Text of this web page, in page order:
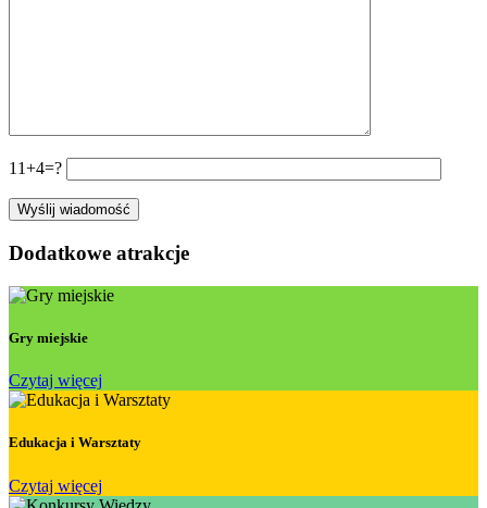
11+4=?
Dodatkowe atrakcje
Gry miejskie
Czytaj więcej
Edukacja i Warsztaty
Czytaj więcej